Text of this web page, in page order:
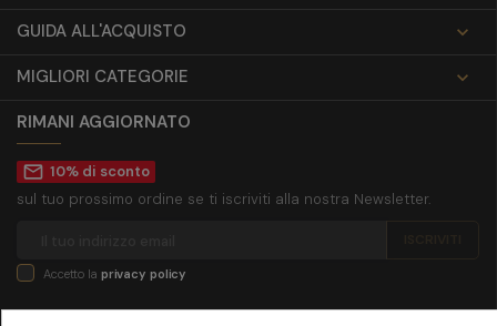
GUIDA ALL'ACQUISTO

MIGLIORI CATEGORIE

RIMANI AGGIORNATO
mail_outline 10% di sconto
sul tuo prossimo ordine se ti iscriviti alla nostra Newsletter.
Accetto la privacy policy